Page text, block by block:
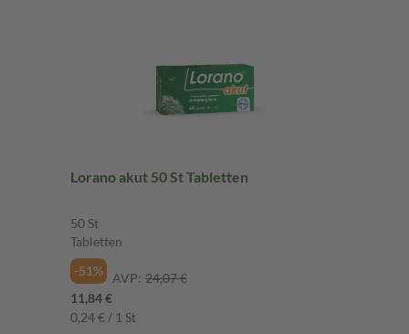
Lorano akut 50 St Tabletten
50 St
Tabletten
-51%
AVP: 24,07 €
11,84 €
0,24 € / 1 St